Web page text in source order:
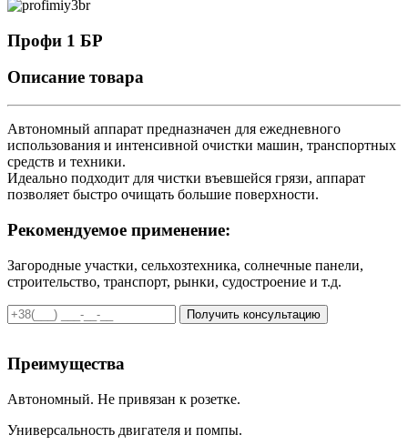
Профи 1 БР
Описание товара
Автономный аппарат предназначен для ежедневного
использования и интенсивной очистки машин, транспортных
средств и техники.
Идеально подходит для чистки въевшейся грязи, аппарат
позволяет быстро очищать большие поверхности.
Рекомендуемое применение:
Загородные участки, сельхозтехника, солнечные панели,
строительство, транспорт, рынки, судостроение и т.д.
Преимущества
Автономный. Не привязан к розетке.
Универсальность двигателя и помпы.